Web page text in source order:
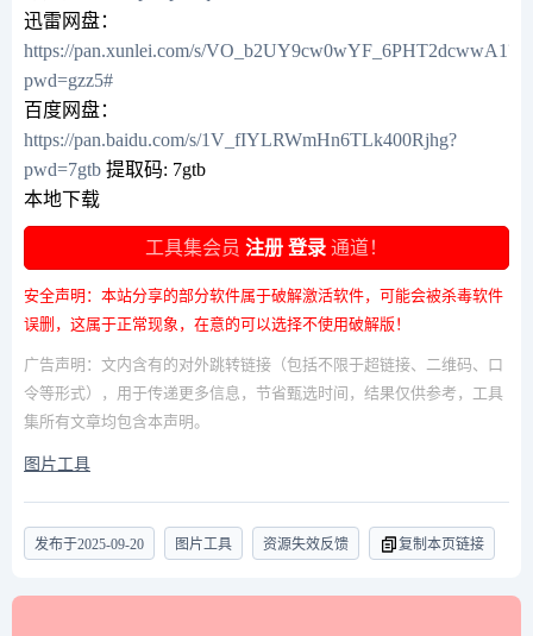
迅雷网盘：
https://pan.xunlei.com/s/VO_b2UY9cw0wYF_6PHT2dcwwA1?
pwd=gzz5#
百度网盘：
https://pan.baidu.com/s/1V_fIYLRWmHn6TLk400Rjhg?
pwd=7gtb 提取码: 7gtb
本地下载
工具集会员 注册 登录 通道！
安全声明：本站分享的部分软件属于破解激活软件，可能会被杀毒软件
误删，这属于正常现象，在意的可以选择不使用破解版！
广告声明：文内含有的对外跳转链接（包括不限于超链接、二维码、口
令等形式），用于传递更多信息，节省甄选时间，结果仅供参考，工具
集所有文章均包含本声明。
图片工具
发布于2025-09-20 图片工具 资源失效反馈 复制本页链接